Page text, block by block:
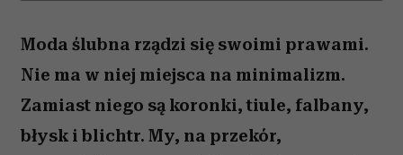
Moda ślubna rządzi się swoimi prawami.
Nie ma w niej miejsca na minimalizm.
Zamiast niego są koronki, tiule, falbany,
błysk i blichtr. My, na przekór,